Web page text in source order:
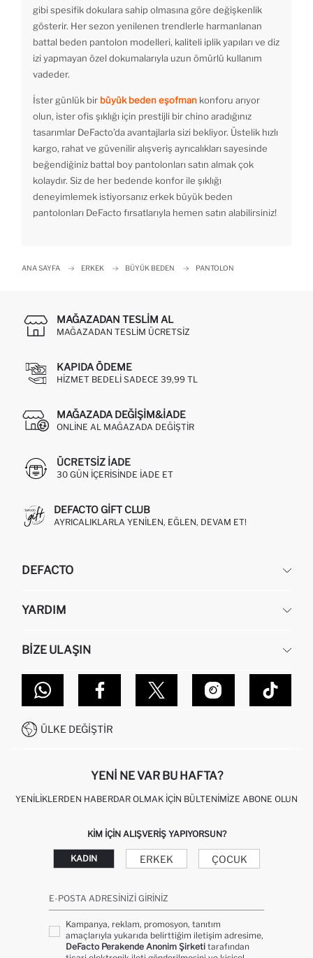
gibi spesifik dokulara sahip olmasına göre değişkenlik
gösterir. Her sezon yenilenen trendlerle harmanlanan
battal beden pantolon modelleri, kaliteli iplik yapıları ve diz
izi yapmayan özel dokumalarıyla uzun ömürlü kullanım
vadeder.
İster günlük bir büyük beden eşofman konforu arıyor
olun, ister ofis şıklığı için prestijli bir chino aradığınız
tasarımlar DeFacto’da avantajlarla sizi bekliyor. Üstelik hızlı
kargo, rahat ve güvenilir alışveriş ayrıcalıkları sayesinde
beğendiğiniz battal boy pantolonları satın almak çok
kolaydır. Siz de her bedende konfor ile şıklığı
deneyimlemek istiyorsanız erkek büyük beden
pantolonları DeFacto fırsatlarıyla hemen satın alabilirsiniz!
ANA SAYFA ERKEK BÜYÜK BEDEN PANTOLON
MAĞAZADAN TESLIM AL
MAĞAZADAN TESLIM ÜCRETSIZ
KAPIDA ÖDEME
HIZMET BEDELI SADECE 39,99 TL
MAĞAZADA DEĞIŞIM&İADE
ONLINE AL MAĞAZADA DEĞIŞTIR
ÜCRETSIZ IADE
30 GÜN IÇERISINDE IADE ET
DEFACTO GIFT CLUB
AYRICALIKLARLA YENILEN, EĞLEN, DEVAM ET!
DEFACTO
HAKKIMIZDA
KURUMSAL SATIŞ
DEFACTO TEKNOLOJI
SITEMAP
YARDIM
SIPARIŞIMI NASIL TAKIP EDERIM?
NASIL İADE EDERIM?
GIFT CLUB SIKÇA SORULAN SORULAR
İŞLEM REHBERI
KAMPANYALAR
BIZE ULAŞIN
MAĞAZALARIMIZ
İLETIŞIM FORMU
0850 333 22 86
ÜLKE DEĞIŞTIR
YENI NE VAR BU HAFTA?
YENILIKLERDEN HABERDAR OLMAK İÇIN BÜLTENIMIZE ABONE OLUN
KIM IÇIN ALIŞVERIŞ YAPIYORSUN?
KADIN ERKEK ÇOCUK
E-POSTA ADRESINIZI GIRINIZ
Kampanya, reklam, promosyon, tanıtım
amaçlarıyla yukarıda belirttiğim iletişim adresime,
DeFacto Perakende Anonim Şirketi tarafından